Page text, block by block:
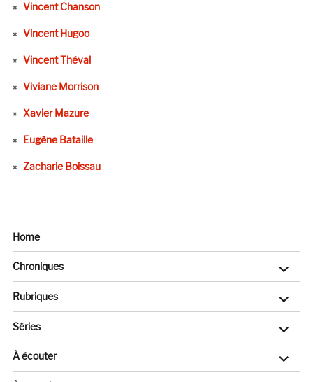
Vincent Chanson
Vincent Hugoo
Vincent Théval
Viviane Morrison
Xavier Mazure
Eugène Bataille
Zacharie Boissau
Home
Chroniques
ouvrir
le
sous-
menu
Rubriques
ouvrir
sous-
menu
Séries
ouvrir
sous-
menu
À écouter
ouvrir
sous-